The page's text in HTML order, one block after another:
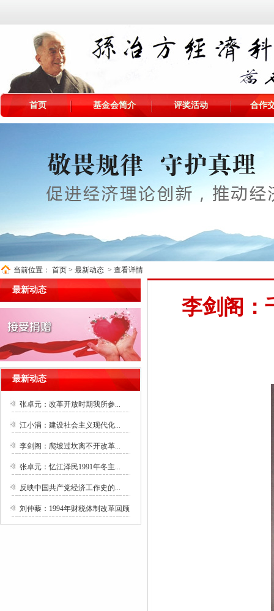
首页 基金会简介 评奖活动 合作
当前位置： 首页 > 最新动态 > 查看详情
最新动态
最新动态
张卓元：改革开放时期我所参...
江小涓：建设社会主义现代化...
李剑阁：爬坡过坎离不开改革...
张卓元：忆江泽民1991年冬主...
反映中国共产党经济工作史的...
刘仲藜：1994年财税体制改革回顾
李剑阁：